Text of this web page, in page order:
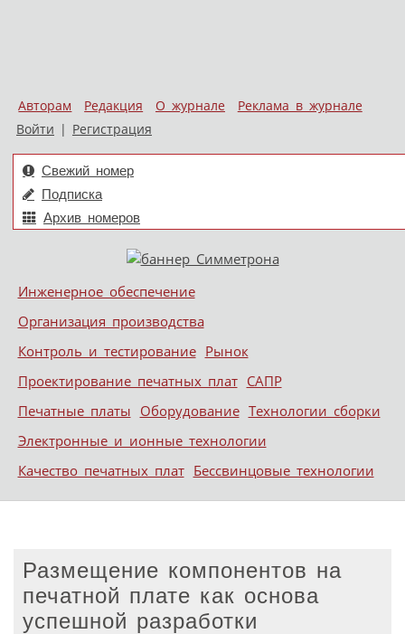
Авторам Редакция О журнале
Реклама в журнале
Войти | Регистрация
Свежий номер
Подписка
Архив номеров
Меню
Skip to content
Инженерное обеспечение
Организация производства
Контроль и тестирование Рынок
Проектирование печатных плат САПР
Печатные платы Оборудование Технологии сборки
Электронные и ионные технологии
Качество печатных плат Бессвинцовые технологии
Размещение компонентов на
печатной плате как основа
успешной разработки